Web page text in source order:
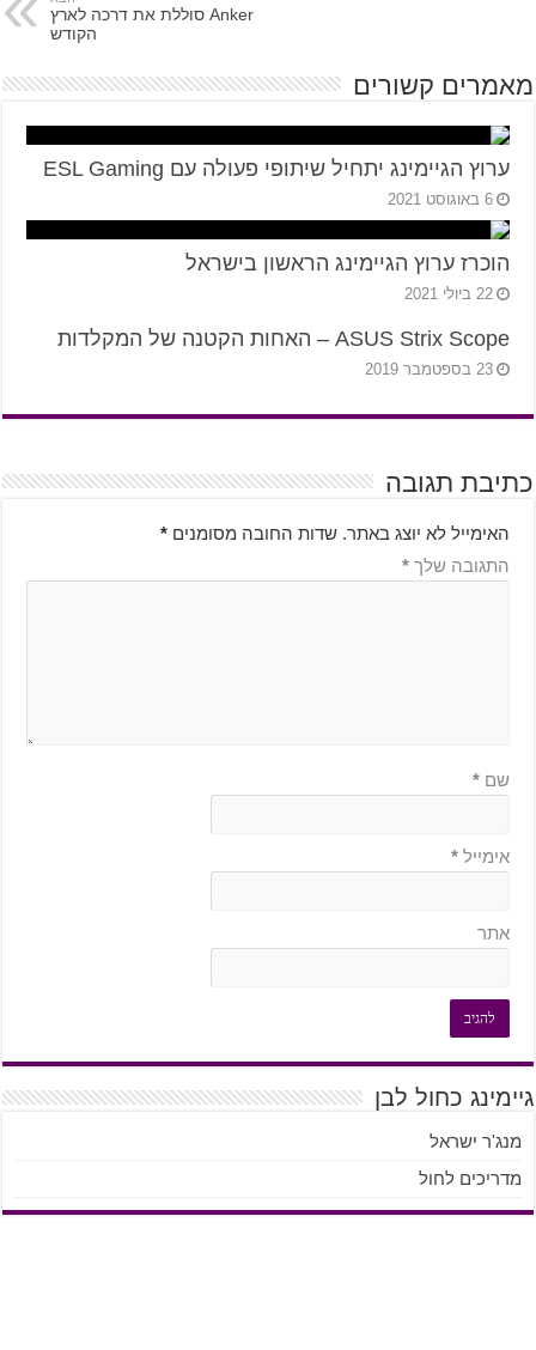
Anker סוללת את דרכה לארץ
הקודש
מאמרים קשורים
ערוץ הגיימינג יתחיל שיתופי פעולה עם ESL Gaming
6 באוגוסט 2021
הוכרז ערוץ הגיימינג הראשון בישראל
22 ביולי 2021
ASUS Strix Scope – האחות הקטנה של המקלדות
23 בספטמבר 2019
כתיבת תגובה
האימייל לא יוצג באתר. שדות החובה מסומנים *
התגובה שלך *
שם *
אימייל *
אתר
גיימינג כחול לבן
מנג'ר ישראל
מדריכים לחול